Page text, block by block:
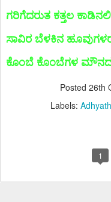
ಗರಿಗೆದರುತ ಕತ್ತಲ ಕಾಡಿನಲಿ
ಸಾವಿರ ಬೆಳಕಿನ
ಕೊಂಬೆ ಕೊಂಬೆಗಳ
Posted 26th
Labels:
1